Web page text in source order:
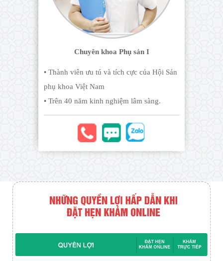
Chuyên khoa Phụ sản I
• Thành viên ưu tú và tích cực của Hội Sản
phụ khoa Việt Nam
• Trên 40 năm kinh nghiệm lâm sàng.